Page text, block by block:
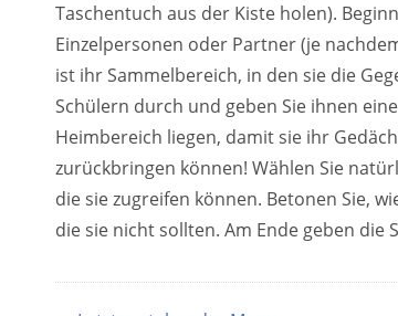
Taschentuch aus der Kiste holen).
Einzelpersonen oder Partner (je
ist ihr Sammelbereich, in den sie die
Schülern durch und geben Sie ihnen
Heimbereich liegen, damit sie ihr
zurückbringen können! Wählen Sie
die sie zugreifen können. Betonen Sie,
die sie nicht sollten. Am Ende geben die